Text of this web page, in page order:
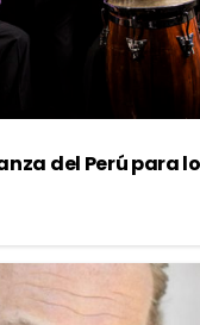
del Perú para